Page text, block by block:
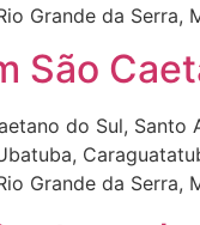
Grande da
São
do Sul,
Grande da